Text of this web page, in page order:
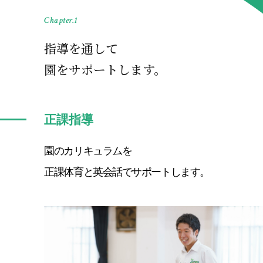
Chapter.1
指導を通して
園をサポートします。
正課指導
園のカリキュラムを
正課体育と英会話でサポートします。